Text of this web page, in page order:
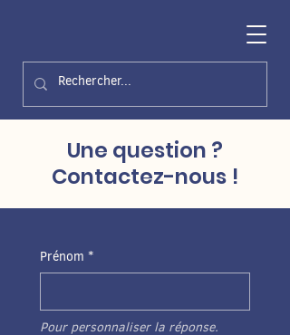
Une question ?
Contactez-nous !
Prénom *
Pour personnaliser la réponse.